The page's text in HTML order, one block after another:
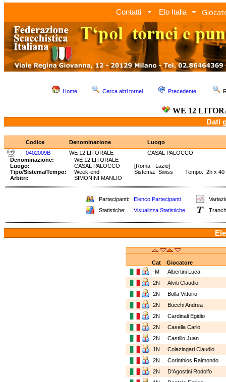
Contatti Elo Italia
Home Cerca altri tornei Precedente
WE 12
Dati
Codice Denominazione
Luogo
0402009B
WE 12 LITORALE
CASAL PALOCCO
Denominazione:
WE 12 LITORALE
Luogo:
CASAL PALOCCO
[Roma - Lazio]
Tipo/Sistema/Tempo:
Week-end
Sistema: Swiss Tempo: 2h x 40
Arbitri:
SIMONINI MANLIO
Partecipanti: Elenco Partecipanti
Statistiche:
Visualizza Statistiche
Cat
Giocatore
-M
Albertini Luca
2N
Alviti Claudio
2N
Bolla Vittorio
2N
Bucchi Andrea
2N
Cardinali Egidio
2N
Casella Carlo
2N
Castillo Juan
1N
Colazingari Claudio
2N
Corinthios Raimondo
2N
D'Agostini Rodolfo